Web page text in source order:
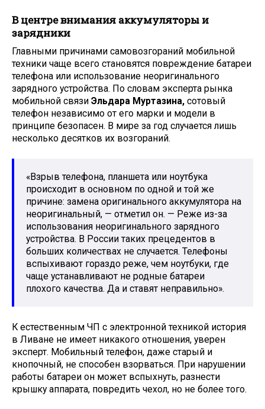
В центре внимания аккумуляторы и
зарядники
Главными причинами самовозгораний мобильной
техники чаще всего становятся повреждение батареи
телефона или использование неоригинального
зарядного устройства. По словам эксперта рынка
мобильной связи Эльдара Муртазина, сотовый
телефон независимо от его марки и модели в
принципе безопасен. В мире за год случается лишь
несколько десятков их возгораний.
«Взрыв телефона, планшета или ноутбука
происходит в основном по одной и той же
причине: замена оригинального аккумулятора на
неоригинальный, — отметил он. — Реже из-за
использования неоригинального зарядного
устройства. В России таких прецедентов в
больших количествах не случается. Телефоны
вспыхивают гораздо реже, чем ноутбуки, где
чаще устанавливают не родные батареи
плохого качества. Да и ставят неправильно».
К естественным ЧП с электронной техникой история
в Ливане не имеет никакого отношения, уверен
эксперт. Мобильный телефон, даже старый и
кнопочный, не способен взорваться. При нарушении
работы батареи он может вспыхнуть, разнести
крышку аппарата, повредить чехол, но не более того.